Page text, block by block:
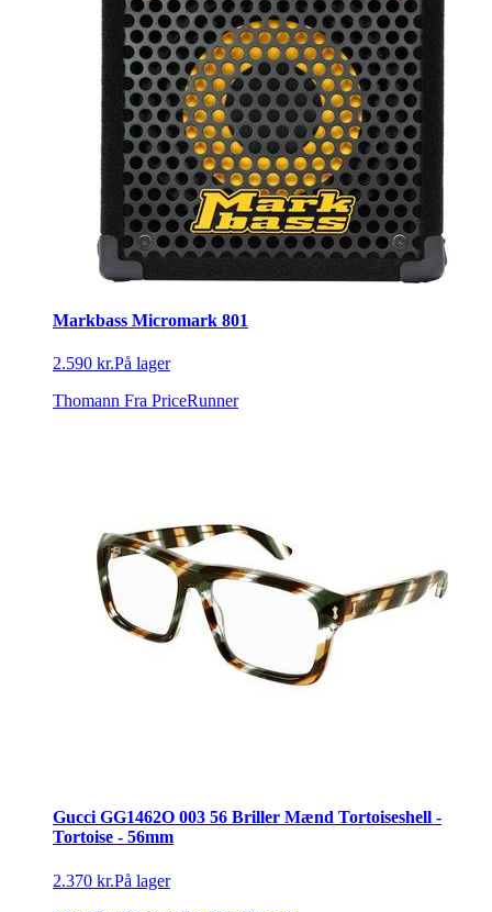
Markbass Micromark 801
2.590 kr.På lager
Thomann Fra PriceRunner
Gucci GG1462O 003 56 Briller Mænd Tortoiseshell -
Tortoise - 56mm
2.370 kr.På lager